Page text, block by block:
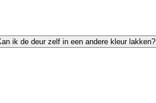
ik de deur zelf in een andere kleur lakken?